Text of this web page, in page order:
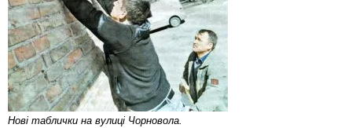
Нові таблички на вулиці Чорновола.